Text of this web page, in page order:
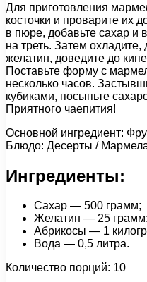
Для приготовления
косточки и проварите их
в пюре, добавьте сахар и
на треть. Затем
желатин, доведите до
Поставьте форму с
несколько часов.
кубиками, посыпьте
Приятного чаепития!
Основной ингредиент:
Блюдо: Десерты /
Ингредиенты:
Сахар — 500 грамм;
Желатин — 25 грамм;
Абрикосы — 1
Вода — 0,5 литра.
Количество порций: 10